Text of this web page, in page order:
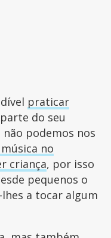
praticar
do seu
podemos nos
no
criança, por isso
pequenos o
a tocar algum